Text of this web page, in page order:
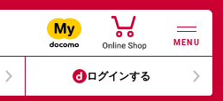
MENU
ログインする